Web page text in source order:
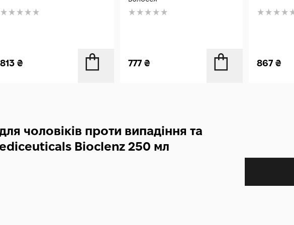
813₴ 777₴ 867 ₴
чоловіків проти випадіння та
Bioclenz 250 мл